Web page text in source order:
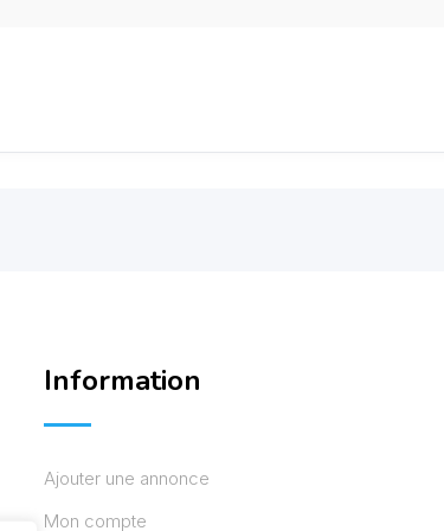
Information
Ajouter une annonce
Mon compte